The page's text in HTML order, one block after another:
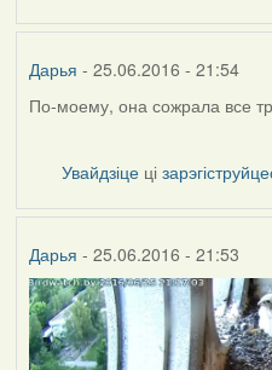
Дарья - 25.06.2016 - 21:54
По-моему, она сожрала все
Увайдзіце ці
Дарья - 25.06.2016 - 21:53